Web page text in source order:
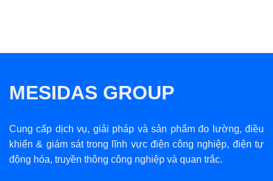
MESIDAS GROUP
Cung cấp dịch vụ, giải pháp và sản phẩm đo lường, điều
khiển & giám sát trong lĩnh vực điện công nghiệp, điện tự
động hóa, truyền thông công nghiệp và quan trắc.